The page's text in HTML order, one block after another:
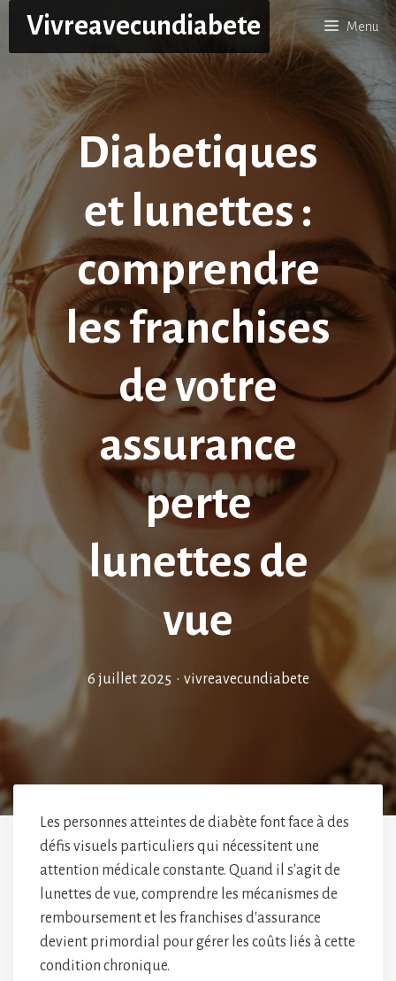
contenu
Vivreavecundiabete Menu
Diabetiques
et lunettes :
comprendre
les franchises
de votre
assurance
perte
lunettes de
vue
6 juillet 2025 • vivreavecundiabete
Les personnes atteintes de diabète font face à des
défis visuels particuliers qui nécessitent une
attention médicale constante. Quand il s'agit de
lunettes de vue, comprendre les mécanismes de
remboursement et les franchises d'assurance
devient primordial pour gérer les coûts liés à cette
condition chronique.